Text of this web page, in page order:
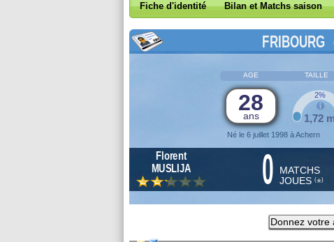
Fiche d'identité Bilan et Matchs saison
FRIBOURG
AGE TAILLE
28
ans
Né le 6 juillet 1998 à Achern
1,72
2%
Florent
MUSLIJA
0 MATCHS
JOUES (*)
Donnez votre